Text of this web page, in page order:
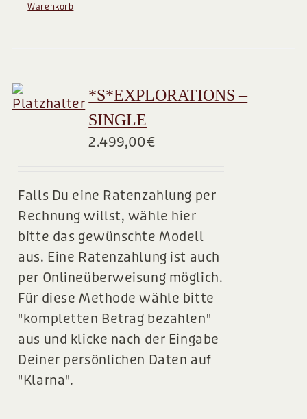
Warenkorb
*S*EXPLORATIONS –
SINGLE
2.499,00€
Falls Du eine Ratenzahlung per
Rechnung willst, wähle hier
bitte das gewünschte Modell
aus. Eine Ratenzahlung ist auch
per Onlineüberweisung möglich.
Für diese Methode wähle bitte
"kompletten Betrag bezahlen"
aus und klicke nach der Eingabe
Deiner persönlichen Daten auf
"Klarna".